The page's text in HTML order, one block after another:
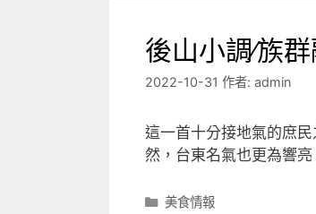
後山小調∕族
2022-10-31 作者: admin
這一首十分接地氣的庶
然，台東名氣也更為響
分
美食情報